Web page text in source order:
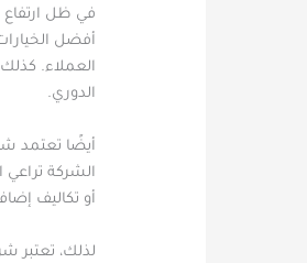
في ظل ارتفاع
أفضل
العملاء.
الدوري.
أيضًا تعتمد
الشركة
أو تكاليف
لذلك، تعتبر